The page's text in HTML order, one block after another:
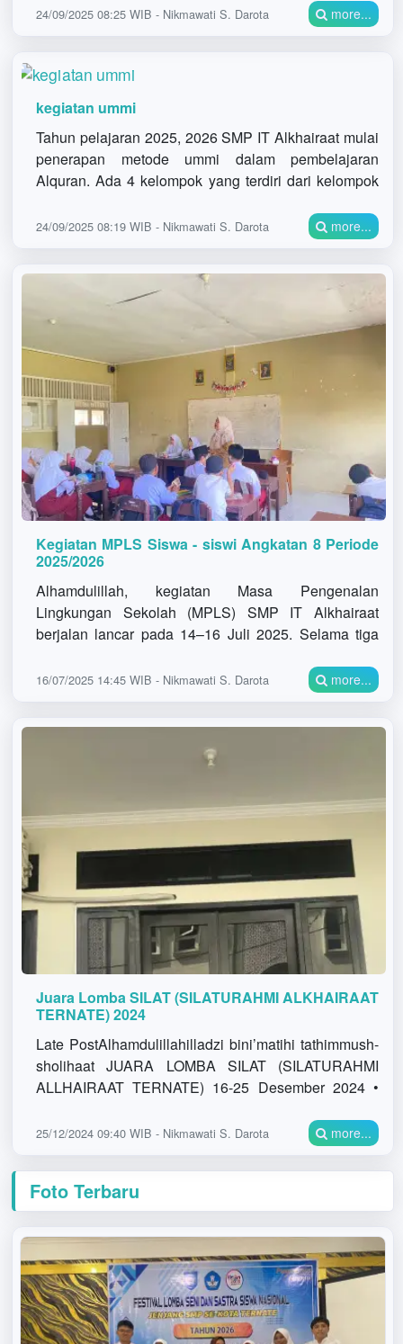
Jilid 2
24/09/2025 08:25 WIB - Nikmawati S. Darota more...
kegiatan ummi
Tahun pelajaran 2025, 2026 SMP IT Alkhairaat mulai
penerapan metode ummi dalam pembelajaran
Alquran. Ada 4 kelompok yang terdiri dari kelompok
Jilid 2
24/09/2025 08:19 WIB - Nikmawati S. Darota more...
Kegiatan MPLS Siswa - siswi Angkatan 8 Periode
2025/2026
Alhamdulillah, kegiatan Masa Pengenalan
Lingkungan Sekolah (MPLS) SMP IT Alkhairaat
berjalan lancar pada 14–16 Juli 2025. Selama tiga
kegiatan dengan penuh s
16/07/2025 14:45 WIB - Nikmawati S. Darota more...
Juara Lomba SILAT (SILATURAHMI ALKHAIRAAT
TERNATE) 2024
Late PostAlhamdulillahilladzi bini’matihi tathimmush-
sholihaat JUARA LOMBA SILAT (SILATURAHMI
ALLHAIRAAT TERNATE) 16-25 Desember 2024 •
Nadhifah K. Ulid
25/12/2024 09:40 WIB - Nikmawati S. Darota more...
Foto Terbaru